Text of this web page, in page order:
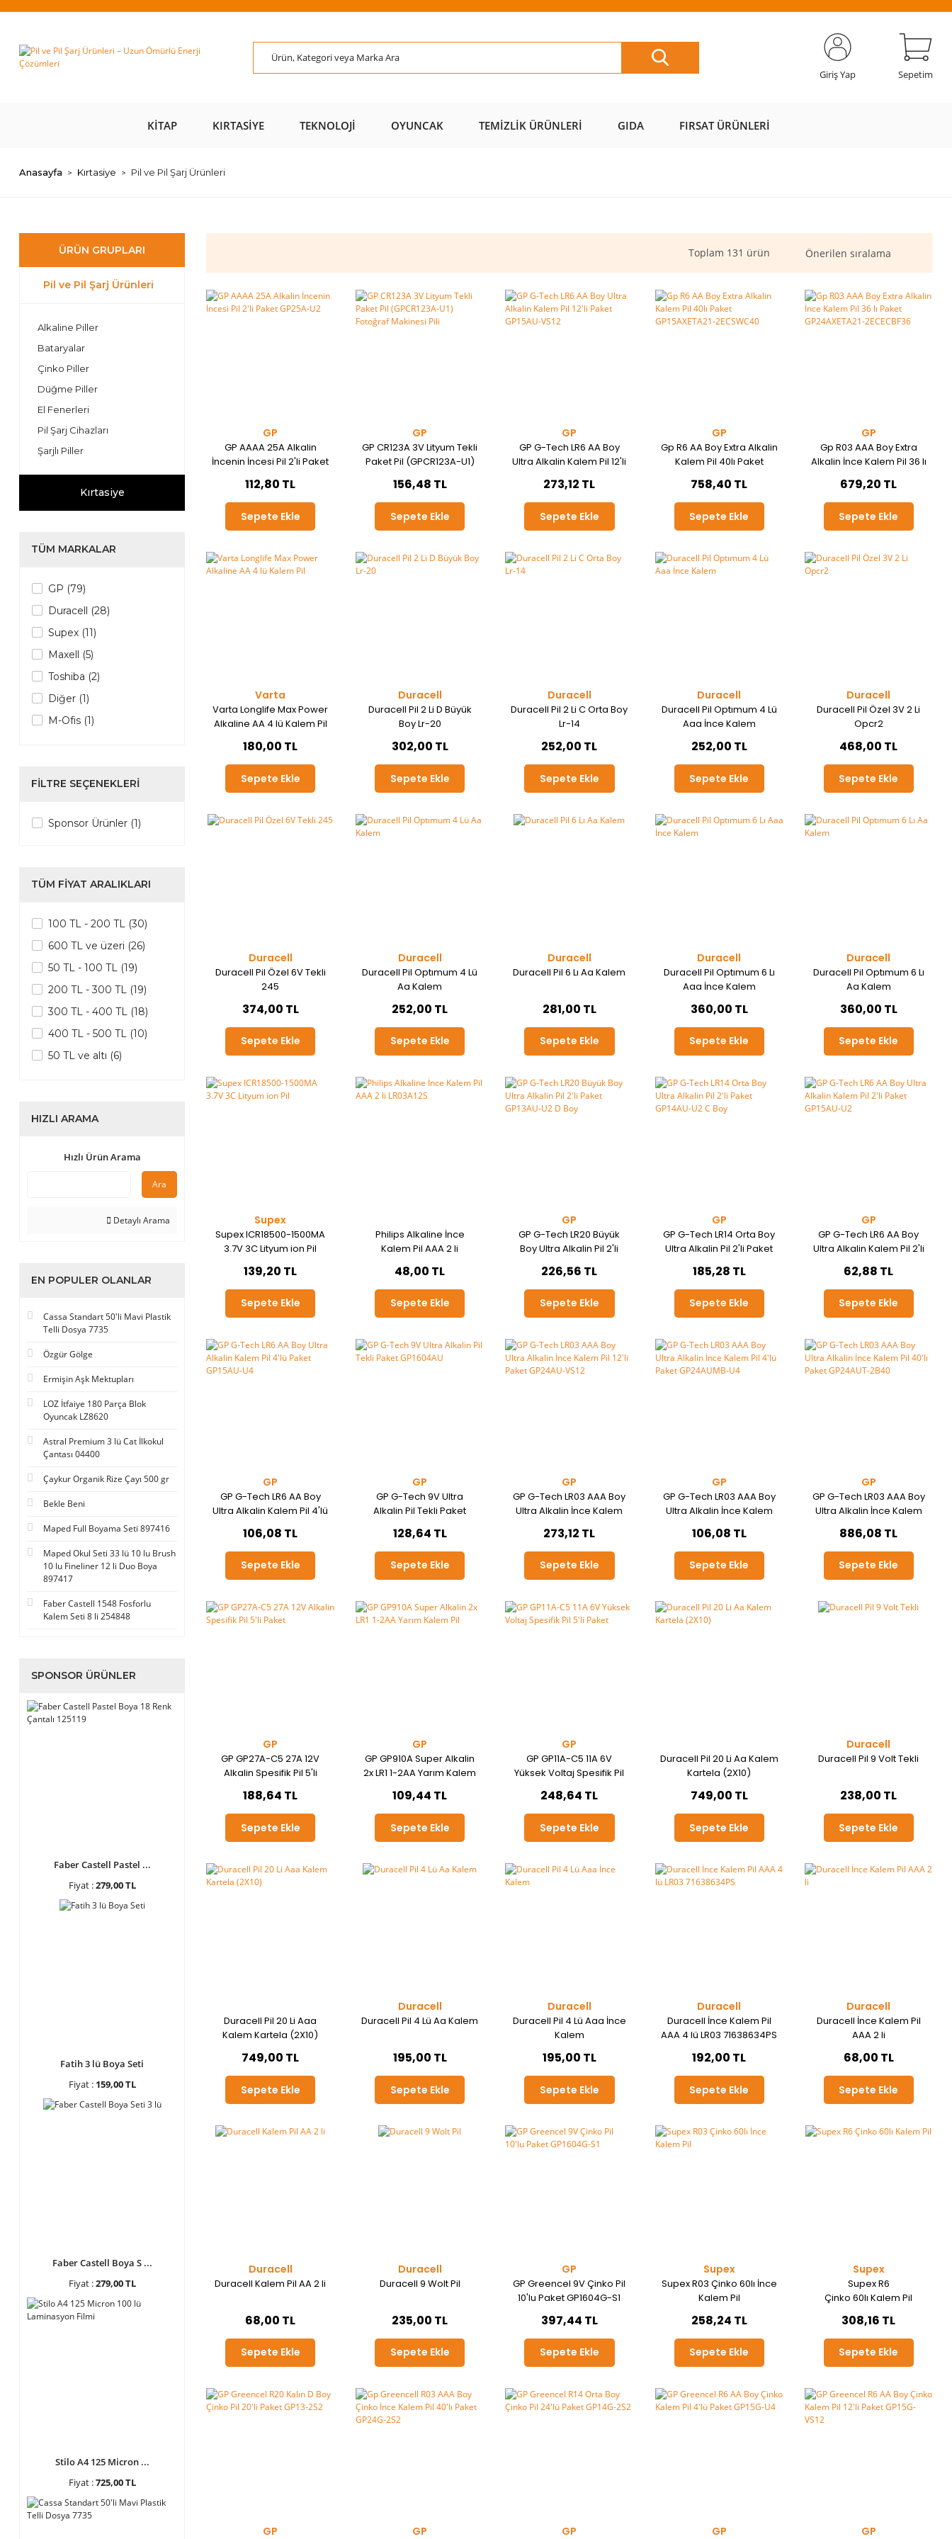
Giriş Yap Sepetim
KITAP KIRTASIYE TEKNOLOJI OYUNCAK TEMIZLIK ÜRÜNLERI GIDA FIRSAT ÜRÜNLERI
Anasayfa Kırtasiye Pil ve Pil Şarj Ürünleri
ÜRÜN GRUPLARI
Pil ve Pil Şarj Ürünleri
Alkaline Piller
Bataryalar
Çinko Piller
Düğme Piller
El Fenerleri
Pil Şarj Cihazları
Şarjlı Piller
Kırtasiye
TÜM MARKALAR
GP (79)
Duracell (28)
Supex (11)
Maxell (5)
Toshiba (2)
Diğer (1)
M-Ofis (1)
FILTRE SEÇENEKLERI
Sponsor Ürünler (1)
TÜM FIYAT ARALIKLARI
100 TL - 200 TL (30)
600 TL ve üzeri (26)
50 TL - 100 TL (19)
200 TL - 300 TL (19)
300 TL - 400 TL (18)
400 TL - 500 TL (10)
50 TL ve altı (6)
HIZLI ARAMA
Hızlı Ürün Arama
Ara
Detaylı Arama
EN POPULER OLANLAR
Cassa Standart 50'li Mavi Plastik
Telli Dosya 7735
Özgür Gölge
Ermişin Aşk Mektupları
LOZ İtfaiye 180 Parça Blok
Oyuncak LZ8620
Astral Premium 3 lü Cat İlkokul
Çantası 04400
Çaykur Organik Rize Çayı 500 gr
Bekle Beni
Maped Full Boyama Seti 897416
Maped Okul Seti 33 lü 10 lu Brush
10 lu Fineliner 12 li Duo Boya
897417
Faber Castell 1548 Fosforlu
Kalem Seti 8 li 254848
SPONSOR ÜRÜNLER
Faber Castell Pastel ...
Fiyat :279,00 TL
Fatih 3 lü Boya Seti
Fiyat : 159,00 TL
Faber Castell Boya S ...
Fiyat :279,00 TL
Stilo A4 125 Micron ...
Fiyat :725,00 TL
Toplam 131 ürün
GP
GP AAAA 25A Alkalin
İncenin İncesi Pil 2'li Paket
112,80 TL
Sepete Ekle
GP
GP CR123A 3V Lityum Tekli
Paket Pil (GPCR123A-U1)
156,48 TL
Sepete Ekle
GP
GP G-Tech LR6 AA Boy
Ultra Alkalin Kalem Pil 12'li
273,12 TL
Sepete Ekle
GP
Gp R6 AA Boy Extra Alkalin
Kalem Pil 40lı Paket
758,40 TL
Sepete Ekle
GP
Gp R03 AAA Boy Extra
Alkalin İnce Kalem Pil 36 lı
2ECECBF36
679,20 TL
Sepete Ekle
Varta
Varta Longlife Max Power
Alkaline AA 4 lü Kalem Pil
180,00 TL
Sepete Ekle
Duracell
Duracell Pil 2 Li D Büyük
Boy Lr-20
302,00 TL
Sepete Ekle
Duracell
Duracell Pil 2 Li C Orta Boy
Lr-14
252,00 TL
Sepete Ekle
Duracell
Duracell Pil Optımum 4 Lü
Aaa İnce Kalem
252,00 TL
Sepete Ekle
Duracell
Duracell Pil Özel 3V 2 Li
Opcr2
468,00 TL
Sepete Ekle
Duracell
Duracell Pil Özel 6V Tekli
245
374,00 TL
Sepete Ekle
Duracell
Duracell Pil Optımum 4 Lü
Aa Kalem
252,00 TL
Sepete Ekle
Duracell
Duracell Pil 6 Lı Aa Kalem
281,00 TL
Sepete Ekle
Duracell
Duracell Pil Optımum 6 Lı
Aaa İnce Kalem
360,00 TL
Sepete Ekle
Duracell
Duracell Pil Optımum 6 Lı
Aa Kalem
360,00 TL
Sepete Ekle
Supex
Supex ICR18500-1500MA
3.7V 3C Lityum ion Pil
139,20 TL
Sepete Ekle
Philips Alkaline İnce
Kalem Pil AAA 2 li
48,00 TL
Sepete Ekle
GP
GP G-Tech LR20 Büyük
Boy Ultra Alkalin Pil 2'li
226,56 TL
Sepete Ekle
GP
GP G-Tech LR14 Orta Boy
Ultra Alkalin Pil 2'li Paket
185,28 TL
Sepete Ekle
GP
GP G-Tech LR6 AA Boy
Ultra Alkalin Kalem Pil 2'li
62,88 TL
Sepete Ekle
GP
GP G-Tech LR6 AA Boy
Ultra Alkalin Kalem Pil 4'lü
106,08 TL
Sepete Ekle
GP
GP G-Tech 9V Ultra
Alkalin Pil Tekli Paket
128,64 TL
Sepete Ekle
GP
GP G-Tech LR03 AAA Boy
Ultra Alkalin İnce Kalem
VS12
273,12 TL
Sepete Ekle
GP
GP G-Tech LR03 AAA Boy
Ultra Alkalin İnce Kalem
U4
106,08 TL
Sepete Ekle
GP
GP G-Tech LR03 AAA Boy
Ultra Alkalin İnce Kalem
2B40
886,08 TL
Sepete Ekle
GP
GP GP27A-C5 27A 12V
Alkalin Spesifik Pil 5'li
188,64 TL
Sepete Ekle
GP
GP GP910A Super Alkalin
2x LR1 1-2AA Yarım Kalem
109,44 TL
Sepete Ekle
GP
GP GP11A-C5 11A 6V
Yüksek Voltaj Spesifik Pil
248,64 TL
Sepete Ekle
Duracell Pil 20 Li Aa Kalem
Kartela (2X10)
749,00 TL
Sepete Ekle
Duracell
Duracell Pil 9 Volt Tekli
238,00 TL
Sepete Ekle
Duracell Pil 20 Li Aaa
Kalem Kartela (2X10)
749,00 TL
Sepete Ekle
Duracell
Duracell Pil 4 Lü Aa Kalem
195,00 TL
Sepete Ekle
Duracell
Duracell Pil 4 Lü Aaa İnce
Kalem
195,00 TL
Sepete Ekle
Duracell
Duracell İnce Kalem Pil
AAA 4 lü LR03 71638634PS
192,00 TL
Sepete Ekle
Duracell
Duracell İnce Kalem Pil
AAA 2 li
68,00 TL
Sepete Ekle
Duracell
Duracell Kalem Pil AA 2 li
68,00 TL
Sepete Ekle
Duracell
Duracell 9 Wolt Pil
235,00 TL
Sepete Ekle
GP
GP Greencel 9V Çinko Pil
10'lu Paket GP1604G-S1
397,44 TL
Sepete Ekle
Supex
Supex R03 Çinko 60lı İnce
Kalem Pil
258,24 TL
Sepete Ekle
Supex
Supex R6
Çinko 60lı Kalem Pil
308,16 TL
Sepete Ekle
GP GP GP GP GP